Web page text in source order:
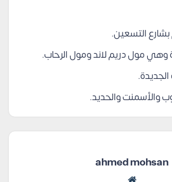
التسعين.
وهي مول دريم لاند ومول الرحاب.
الجديدة.
والأسمنت والحديد.
ahmed mohsan